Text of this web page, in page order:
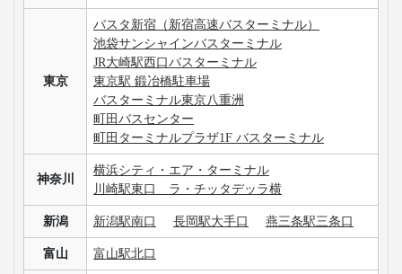
東京
バスタ新宿（新宿高速バスターミナル）
池袋サンシャインバスターミナル
JR大崎駅西口バスターミナル
東京駅 鍛冶橋駐車場
バスターミナル東京八重洲
町田バスセンター
町田ターミナルプラザ1F バスターミナル
神奈川
横浜シティ・エア・ターミナル
川崎駅東口 ラ・チッタデッラ横
新潟 新潟駅南口 長岡駅大手口 燕三条駅三条口
富山 富山駅北口